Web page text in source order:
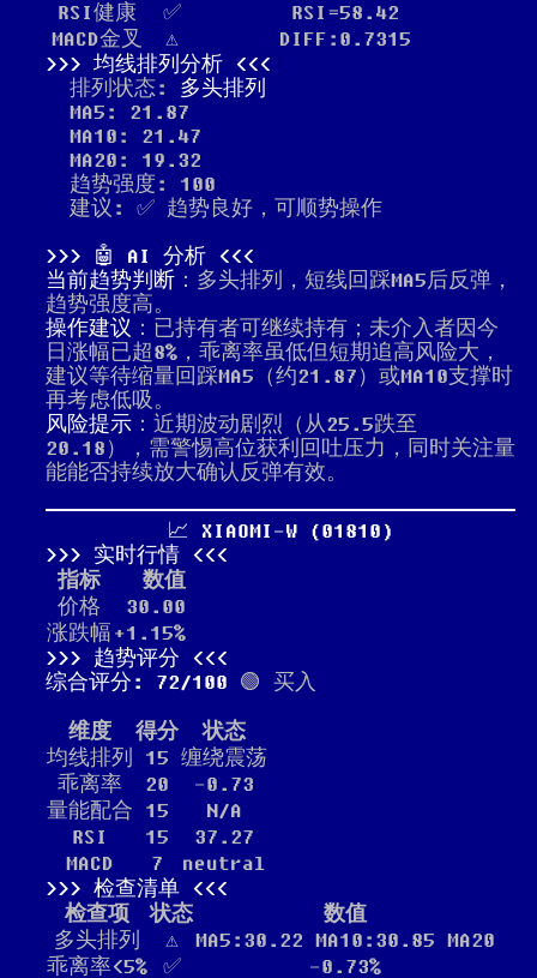
RSI健康
✅
RSI=58.42
MACD金叉
⚠️
DIFF:0.7315
均线排列分析
排列状态: 多头排列
MA5: 21.87
MA10: 21.47
MA20: 19.32
趋势强度: 100
建议: ✅ 趋势良好，可顺势操作
🤖 AI 分析
当前趋势判断 ：多头排列，短线回踩MA5后反弹，
趋势强度高。
操作建议 ：已持有者可继续持有；未介入者因今
日涨幅已超8%，乖离率虽低但短期追高风险大，
建议等待缩量回踩MA5（约21.87）或MA10支撑时
再考虑低吸。
风险提示 ：近期波动剧烈（从25.5跌至
20.18），需警惕高位获利回吐压力，同时关注量
能能否持续放大确认反弹有效。
📈 XIAOMI-W (01810)
实时行情
指标
数值
价格
30.00
涨跌幅 +1.15%
趋势评分
综合评分: 72/100 🟢 买入
维度 得分
状态
均线排列
15 缠绕震荡
乖离率
20
-0.73
量能配合 15
N/A
RSI
15
37.27
MACD
7
neutral
检查清单
检查项
状态
数值
多头排列
⚠️
MA5:30.22 MA10:30.85 MA20
乖离率<5%
✅ -0.73%